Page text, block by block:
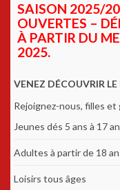
SAISON 2025/
OUVERTES –
À PARTIR DU
2025.
VENEZ DÉCOUVRIR
Rejoignez-nous, filles et
Jeunes dés 5 ans à 17
Adultes à partir de 18
Loisirs tous âges